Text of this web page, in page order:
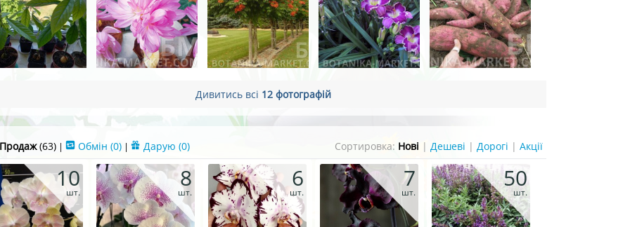
Дивитись всі 12 фотографій
(63) | Обмін (0) | Дарую (0) Сортировка: Нові | Дешеві | Дорогі | Акції
10
шт.
8
шт.
6
шт.
7
шт.
50
шт.